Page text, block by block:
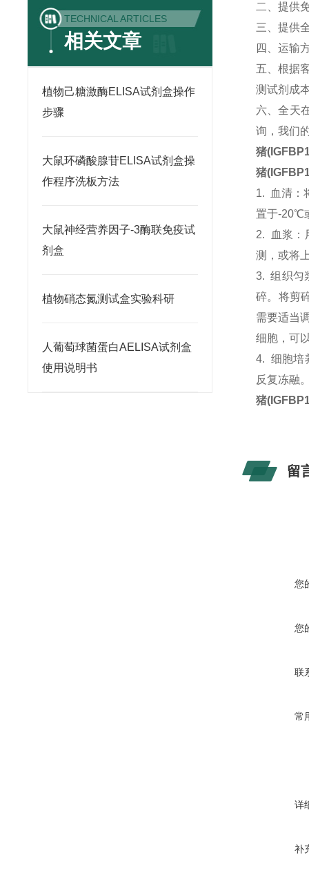
TECHNICAL ARTICLES
相关文章
植物己糖激酶ELISA试剂盒操作
步骤
大鼠环磷酸腺苷ELISA试剂盒操
作程序洗板方法
大鼠神经营养因子-3酶联免疫试
剂盒
植物硝态氮测试盒实验科研
人葡萄球菌蛋白AELISA试剂盒
使用说明书
二、提供
三、提供
四、运输
五、根据
测试剂成
六、全天
询，我们
猪
猪
1. 血清：
置于-20℃
2. 血浆：
测，或将
3. 组织匀
碎。将剪
需要适当
细胞，可
4. 细胞培
反复冻融
猪
留
您
您
联
常
详
补